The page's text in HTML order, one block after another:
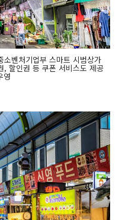
벤처기업부 스마트 시범상가
할인권 등 쿠폰 서비스도 제공
영